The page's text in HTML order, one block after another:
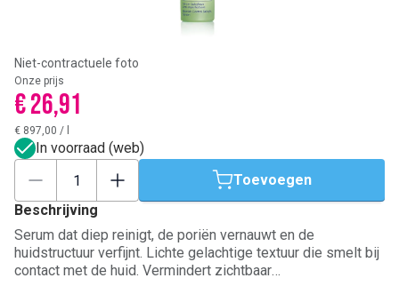
Niet-contractuele foto
Onze prijs
€ 26,91
€ 897,00 /
In voorraad (web)
Toevoegen
Beschrijving
Serum dat diep reinigt, de poriën vernauwt en de
huidstructuur verfijnt. Lichte gelachtige textuur die smelt bij
contact met de huid. Vermindert zichtbaar